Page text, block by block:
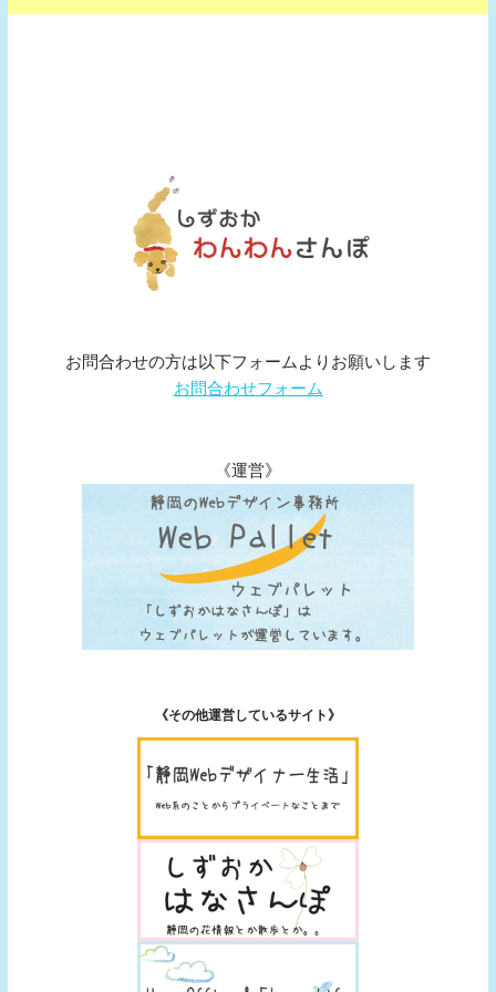
お問合わせの方は以下フォームよりお願いします
お問合わせフォーム
《運営》
《その他運営しているサイト》